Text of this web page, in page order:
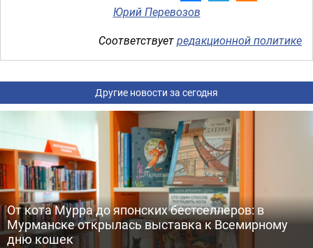
Юрий Перевозов
Соответствуетредакционной политике
Другие новости за сегодня
От кота Мурра до японских бестселлеров: в
Мурманске открылась выставка к Всемирному
дню кошек